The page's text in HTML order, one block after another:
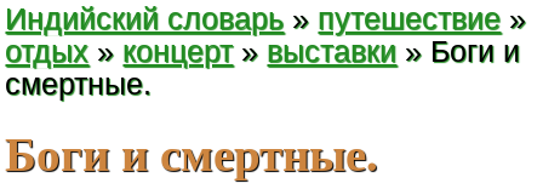
Индийский словарь » путешествие »
отдых » концерт» выставки » Боги и
смертные.
Боги и смертные.